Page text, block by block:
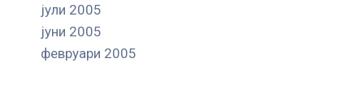
јули 2005
јуни 2005
февруари 2005